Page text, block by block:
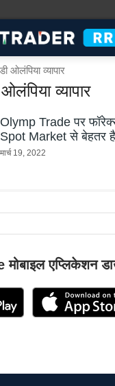
ओलंपिया व्यापार
व्यापार
Olymp Trade पर
Spot Market से बेहतर है
मार्च 19, 2022
एप्लिकेशन